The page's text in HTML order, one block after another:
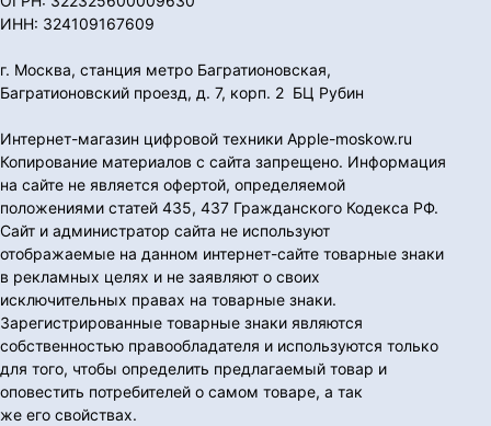
ИНН: 324109167609
г. Москва, станция метро Багратионовская,
Багратионовский проезд, д. 7, корп. 2 БЦ Рубин
Интернет-магазин цифровой техники Apple-moskow.ru
Копирование материалов с сайта запрещено. Информация
на сайте не является офертой, определяемой
положениями статей 435, 437 Гражданского Кодекса РФ.
Сайт и администратор сайта не используют
отображаемые на данном интернет-сайте товарные знаки
в рекламных целях и не заявляют о своих
исключительных правах на товарные знаки.
Зарегистрированные товарные знаки являются
собственностью правообладателя и используются только
для того, чтобы определить предлагаемый товар и
оповестить потребителей о самом товаре, а так
же его свойствах.